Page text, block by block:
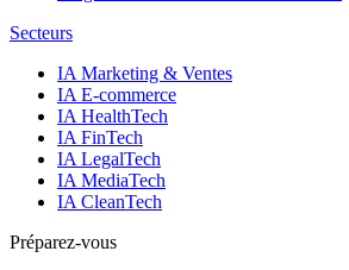
Secteurs
IA Marketing & Ventes
IA E-commerce
IA HealthTech
IA FinTech
IA LegalTech
IA MediaTech
IA CleanTech
Préparez-vous